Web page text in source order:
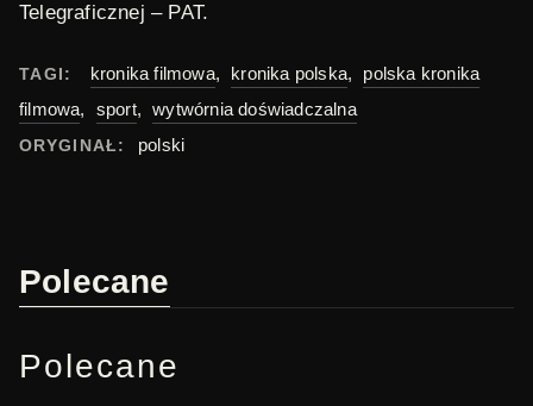
Telegraficznej – PAT.
TAGI: kronika filmowa, kronika polska,
polska kronika
filmowa, sport, wytwórnia doświadczalna
ORYGINAŁ: polski
Polecane
Polecane